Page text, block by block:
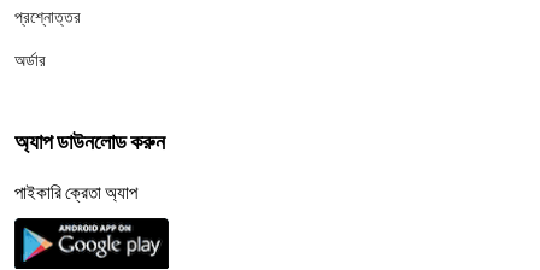
প্রশ্নোত্তর
অর্ডার
অ্যাপ ডাউনলোড করুন
পাইকারি ক্রেতা অ্যাপ